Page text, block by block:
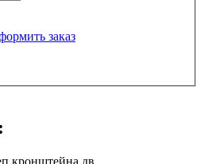
заказ